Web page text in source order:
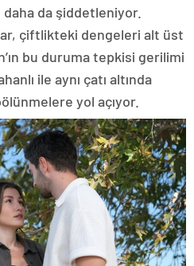
da şiddetleniyor.
çiftlikteki dengeleri alt üst
bu duruma tepkisi gerilimi
ile aynı çatı altında
yol açıyor.